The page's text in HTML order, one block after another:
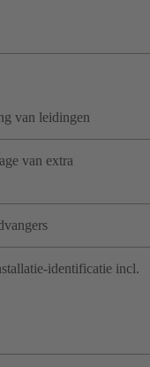
van leidingen
van extra
identificatie incl.